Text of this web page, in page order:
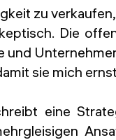
zu
Die
sie mich
eine